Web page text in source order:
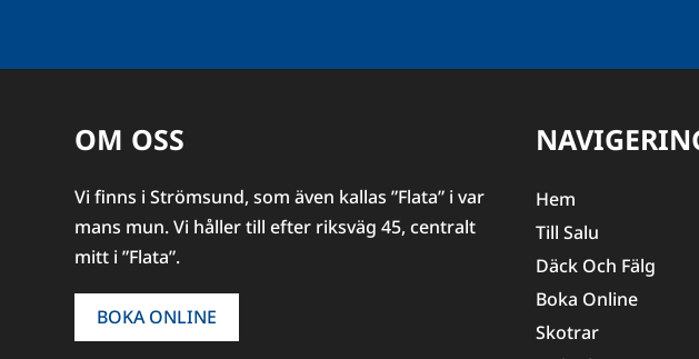
OM OSS
Vi finns i Strömsund, som även kallas ”Flata” i var
mans mun. Vi håller till efter riksväg 45, centralt
mitt i ”Flata”.
BOKA ONLINE
Hem
Till Salu
Däck Och Fälg
Boka Online
Skotrar